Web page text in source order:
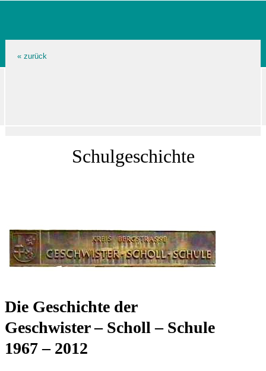
Schulgeschichte
Die Geschichte der
Geschwister – Scholl – Schule
1967 – 2012